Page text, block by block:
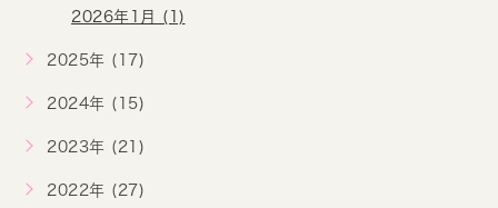
2026年1月 (1)
2025年 (17)
2024年 (15)
2023年 (21)
2022年 (27)